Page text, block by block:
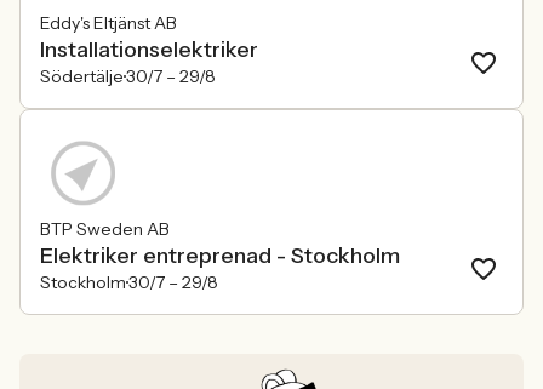
Eddy's Eltjänst AB
Installationselektriker
Södertälje30/7 – 29/8
BTP Sweden AB
Elektriker entreprenad - Stockholm
Stockholm30/7 – 29/8